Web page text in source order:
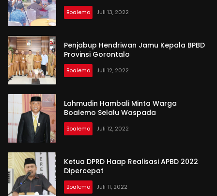
Boalemo Juli 13, 2022
Penjabup Hendriwan Jamu Kepala BPBD
Provinsi Gorontalo
Boalemo Juli 12, 2022
Lahmudin Hambali Minta Warga
Boalemo Selalu Waspada
Boalemo Juli 12, 2022
Ketua DPRD Haap Realisasi APBD 2022
Dipercepat
Boalemo Juli 11, 2022